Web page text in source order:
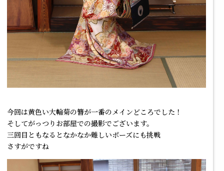
今回は黄色い大輪菊の簪が一番のメインどころでした！
そしてがっつりお部屋での撮影でございます。
三回目ともなるとなかなか難しいポーズにも挑戦
さすがですね